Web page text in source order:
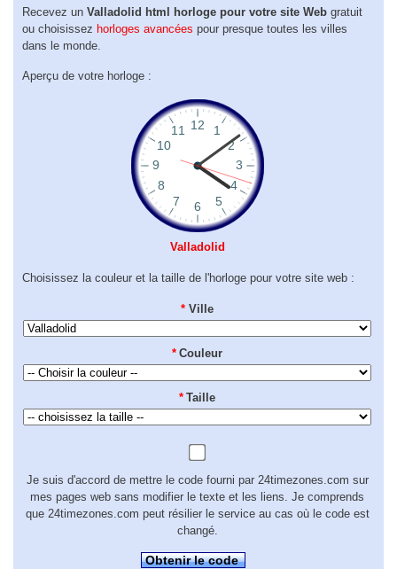
Recevez un Valladolid html horloge pour votre site Web gratuit
ou choisissez horloges avancées pour presque toutes les villes
dans le monde.
Aperçu de votre horloge :
Valladolid
Choisissez la couleur et la taille de l'horloge pour votre site web :
* Ville
* Couleur
* Taille
Je suis d'accord de mettre le code fourni par 24timezones.com sur
mes pages web sans modifier le texte et les liens. Je comprends
que 24timezones.com peut résilier le service au cas où le code est
changé.
Obtenir le code